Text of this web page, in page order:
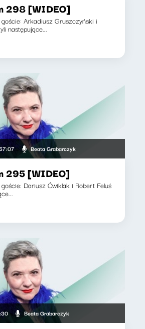
298 [WIDEO]
Arkadiusz Gruszczyński i
następujące...
Beata Grabarczyk
295 [WIDEO]
Dariusz Ćwiklak i Robert Feluś
Beata Grabarczyk